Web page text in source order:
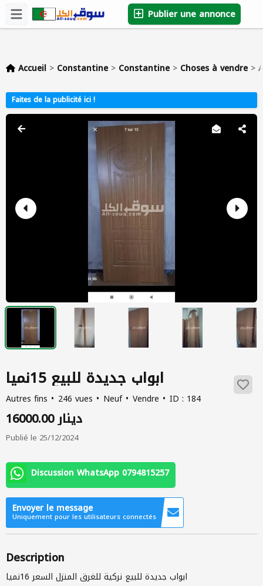
Publier une annonce
Accueil > Constantine > Constantine > Choses à vendre >
Faites de la publicité ici !
ابواب جديدة للبيع 15نميا
Autres fins 246 vues Neuf Vendre ID : 184
16000.00 دينار
Publié le 25/12/2024
Discussion WhatsApp 0794815257
Envoyer le message
Uniquement pour les utilisateurs connectés
Description
ابواب جديدة للبيع نركية للغرق المنزل السعر 16نميا